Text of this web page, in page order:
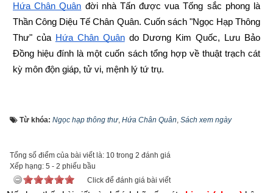
Hứa Chân Quân đời nhà Tấn được vua Tống sắc phong là
Thần Công Diệu Tế Chân Quân. Cuốn sách "Ngọc Hạp Thông
Thư" của Hứa Chân Quân do Dương Kim Quốc, Lưu Bảo
Đồng hiệu đính là một cuốn sách tổng hợp về thuật trạch cát
kỳ môn độn giáp, tử vi, mệnh lý tứ trụ.
Từ khóa: Ngọc hạp thông thư, Hứa Chân Quân, Sách xem ngày
Tổng số điểm của bài viết là: 10 trong 2 đánh giá
Xếp hạng: 5 - 2 phiếu bầu
Click để đánh giá bài viết